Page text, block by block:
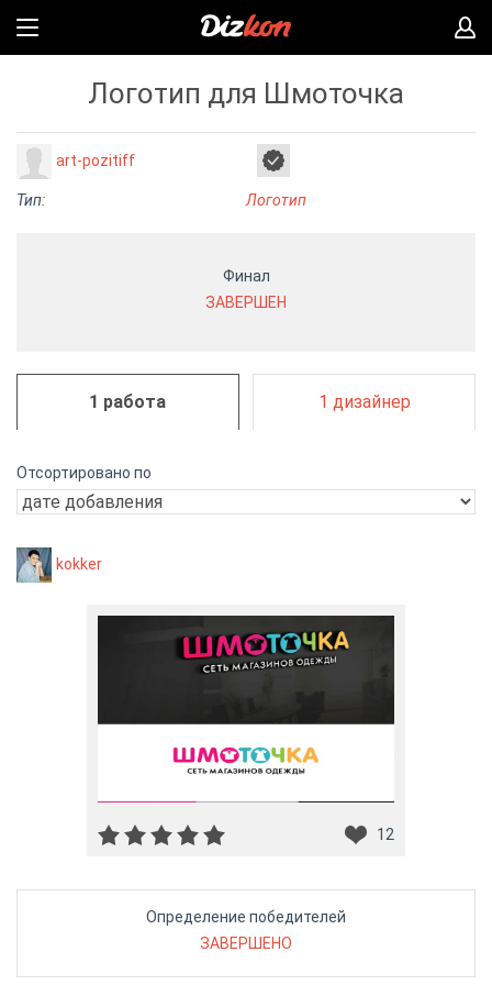
Логотип для Шмоточка
art-pozitiff
Тип: Логотип
Финал
ЗАВЕРШЕН
1 работа 1 дизайнер
Отсортировано по
kokker
12
Определение победителей
ЗАВЕРШЕНО